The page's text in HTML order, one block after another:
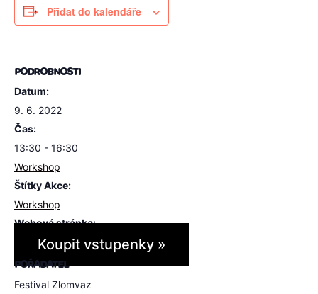
Přidat do kalendáře
PODROBNOSTI
Datum:
9. 6. 2022
Čas:
13:30 - 16:30
Workshop
Štítky Akce:
Workshop
Webová stránka:
Koupit vstupenky »
POŘADATEL
Festival Zlomvaz